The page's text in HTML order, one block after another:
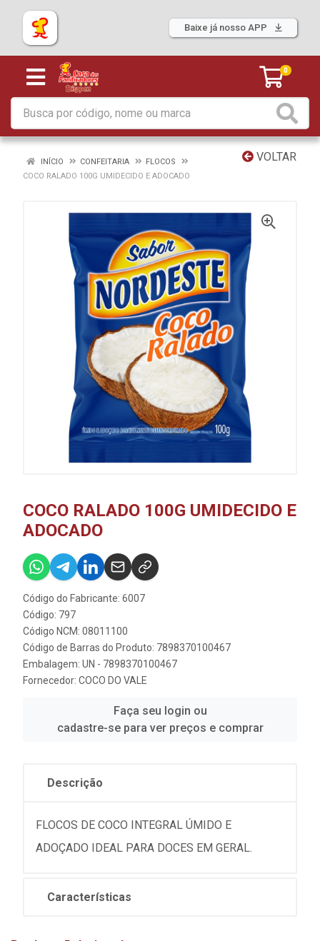
Baixe já nosso APP
0
VOLTAR
INÍCIO CONFEITARIA
FLOCOS
COCO RALADO 100G UMIDECIDO E ADOCADO
COCO RALADO 100G UMIDECIDO E
ADOCADO
Código do Fabricante: 6007
Código: 797
Código NCM: 08011100
Código de Barras do Produto: 7898370100467
Embalagem: UN - 7898370100467
Fornecedor: COCO DO VALE
Faça seu login ou
cadastre-se para ver preços e comprar
Descrição
FLOCOS DE COCO INTEGRAL ÚMIDO E
ADOÇADO IDEAL PARA DOCES EM GERAL.
Características